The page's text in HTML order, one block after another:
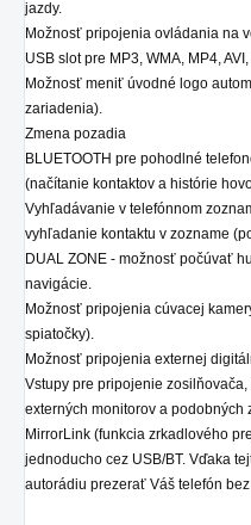
jazdy.
Možnosť pripojenia ovládania na
USB slot pre MP3, WMA, MP4,
Možnosť meniť úvodné logo
zariadenia).
Zmena pozadia
BLUETOOTH pre pohodlné
(načítanie kontaktov a histórie
Vyhľadávanie v telefónnom
vyhľadanie kontaktu v zozname
DUAL ZONE - možnosť počúvať
navigácie.
Možnosť pripojenia cúvacej
spiatočky).
Možnosť pripojenia externej
Vstupy pre pripojenie
externých monitorov a podobných
MirrorLink (funkcia zrkadlového
jednoducho cez USB/BT. Vďaka
autorádiu prezerať Váš telefón